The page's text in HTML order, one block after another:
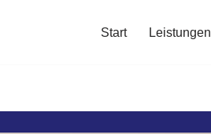
Start Leistungen